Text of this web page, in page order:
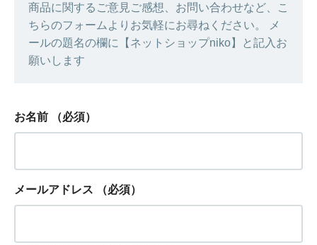
商品に関するご意見ご感想、お問い合わせなど、こ
ちらのフォームよりお気軽にお尋ねください。 メ
ールの題名の欄に【ネットショップniko】と記入お
願いします
お名前 （必須）
メールアドレス （必須）